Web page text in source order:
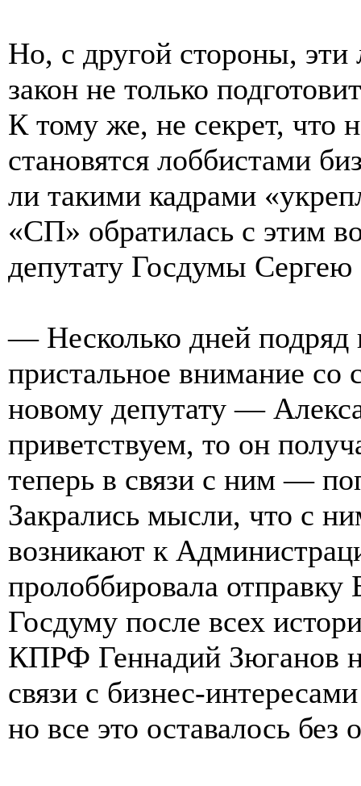
Но, с другой стороны, эти
закон не только
К тому же, не секрет, что
становятся лоббистами
ли такими кадрами
«СП» обратилась с этим
депутату Госдумы Сергею
— Несколько дней подряд
пристальное внимание со
новому депутату —
приветствуем, то он
теперь в связи с ним —
Закрались мысли, что с
возникают к
пролоббировала
Госдуму после всех
КПРФ Геннадий Зюганов
связи с бизнес-
но все это оставалось без